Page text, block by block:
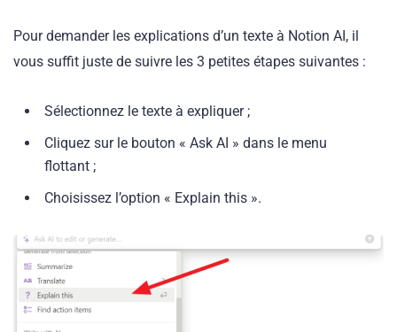
Pour demander les explications d’un texte à Notion AI, il
vous suffit juste de suivre les 3 petites étapes suivantes :
Sélectionnez le texte à expliquer ;
Cliquez sur le bouton « Ask AI » dans le menu
flottant ;
Choisissez l’option « Explain this ».